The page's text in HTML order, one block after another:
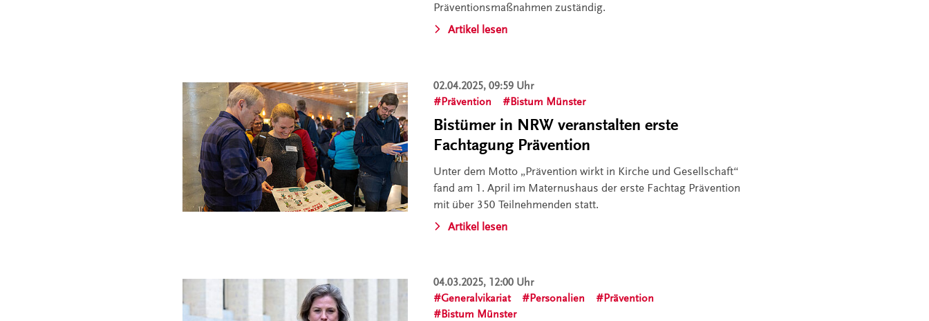
Präventionsmaßnahmen zuständig.
Artikel lesen
02.04.2025, 09:59 Uhr
Prävention
Bistum Münster
Bistümer in NRW veranstalten erste
Fachtagung Prävention
Unter dem Motto „Prävention wirkt in Kirche und Gesellschaft“
fand am 1. April im Maternushaus der erste Fachtag Prävention
mit über 350 Teilnehmenden statt.
Artikel lesen
04.03.2025, 12:00 Uhr
Generalvikariat
Personalien
Prävention
Bistum Münster